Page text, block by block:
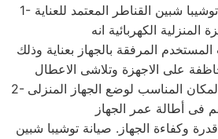
1- يوصى مركز صيانه توشيبا شبين القناطر المعتمد للعناية
المنزلية الكهربائية انه
المرفقة بالجهاز بعناية وذلك
2- كذلك ضرورة اختيار المكان المناسب لوضع الجهاز المنزلى
فى أطالة عمر الجهاز
وكفاءة الجهاز. صيانة توشيبا شبين